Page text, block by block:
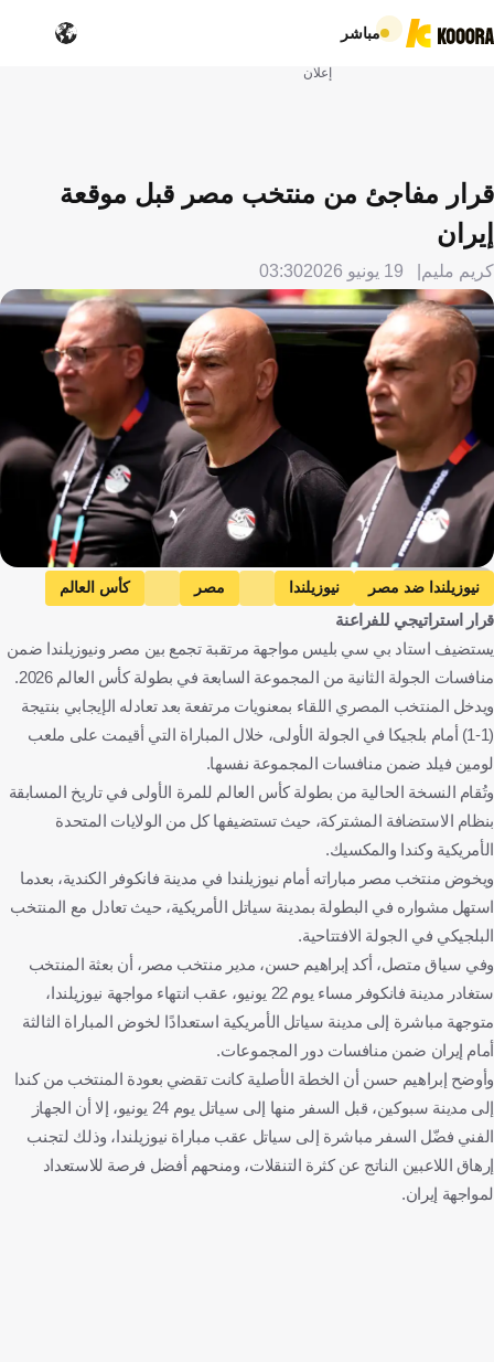
مباشر
إعلان
قرار مفاجئ من منتخب مصر قبل موقعة
إيران
كريم مليم 19 يونيو 2026 03:30
Getty Images
نيوزيلندا ضد مصر نيوزيلندا مصر
كأس العالم
مصر ضد إيران
إيران
الولايات المتحدة
كرة قدم
قرار استراتيجي للفراعنة
يستضيف استاد بي سي بليس مواجهة مرتقبة تجمع بين مصر ونيوزيلندا ضمن
منافسات الجولة الثانية من المجموعة السابعة في بطولة كأس العالم 2026.
ويدخل المنتخب المصري اللقاء بمعنويات مرتفعة بعد تعادله الإيجابي بنتيجة
(1-1) أمام بلجيكا في الجولة الأولى، خلال المباراة التي أقيمت على ملعب
لومين فيلد ضمن منافسات المجموعة نفسها.
وتُقام النسخة الحالية من بطولة كأس العالم للمرة الأولى في تاريخ المسابقة
بنظام الاستضافة المشتركة، حيث تستضيفها كل من الولايات المتحدة
الأمريكية وكندا والمكسيك.
ويخوض منتخب مصر مباراته أمام نيوزيلندا في مدينة فانكوفر الكندية، بعدما
استهل مشواره في البطولة بمدينة سياتل الأمريكية، حيث تعادل مع المنتخب
البلجيكي في الجولة الافتتاحية.
وفي سياق متصل، أكد إبراهيم حسن، مدير منتخب مصر، أن بعثة المنتخب
ستغادر مدينة فانكوفر مساء يوم 22 يونيو، عقب انتهاء مواجهة نيوزيلندا،
متوجهة مباشرة إلى مدينة سياتل الأمريكية استعدادًا لخوض المباراة الثالثة
أمام إيران ضمن منافسات دور المجموعات.
وأوضح إبراهيم حسن أن الخطة الأصلية كانت تقضي بعودة المنتخب من كندا
إلى مدينة سبوكين، قبل السفر منها إلى سياتل يوم 24 يونيو، إلا أن الجهاز
الفني فضّل السفر مباشرة إلى سياتل عقب مباراة نيوزيلندا، وذلك لتجنب
إرهاق اللاعبين الناتج عن كثرة التنقلات، ومنحهم أفضل فرصة للاستعداد
لمواجهة إيران.